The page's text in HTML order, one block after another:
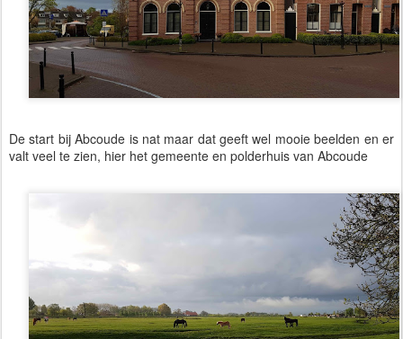
De start bij Abcoude is nat maar dat geeft wel mooie beelden en er
valt veel te zien, hier het gemeente en polderhuis van Abcoude